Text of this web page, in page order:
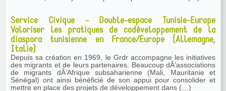
Service Civique - Double-espace Tunisie-Europe
Valoriser les pratiques de codéveloppement de la
diaspora tunisienne en France/Europe (Allemagne,
Italie)
Depuis sa création en 1969, le Grdr accompagne les initiatives
des migrants et de leurs partenaires. Beaucoup dÂ’associations
de migrants dÂ’Afrique subsaharienne (Mali, Mauritanie et
Sénégal) ont ainsi bénéficié de son appui pour consolider et
mettre en place des projets de développement dans (…)